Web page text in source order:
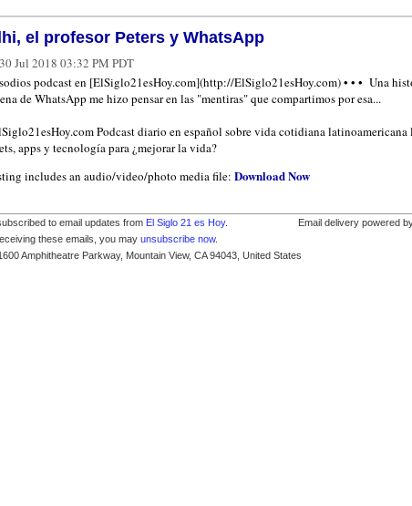
el profesor Peters y WhatsApp
30 Jul 2018 03:32 PM PDT
podcast en [ElSiglo21esHoy.com](http://ElSiglo21esHoy.com) • • • Una
de WhatsApp me hizo pensar en las "mentiras" que compartimos por esa...
Podcast diario en español sobre vida cotidiana latinoamericana
apps y tecnología para ¿mejorar la vida?
includes an audio/video/photo media file: Download Now
to email updates from El Siglo 21 es Hoy.
these emails, you may unsubscribe now.
Email delivery powered
Amphitheatre Parkway, Mountain View, CA 94043, United States